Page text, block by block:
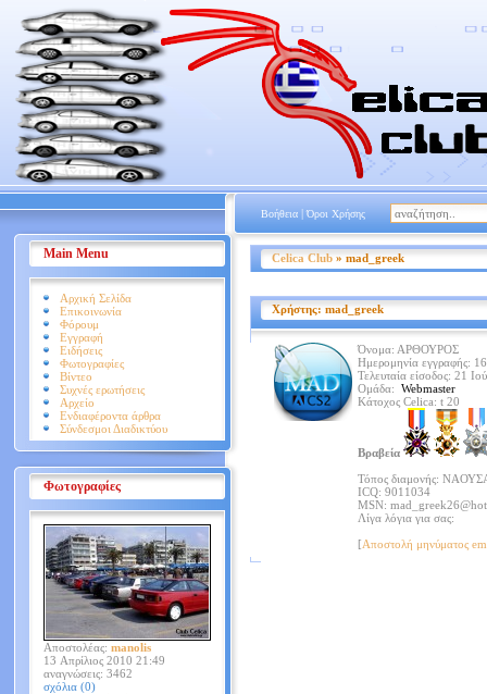
Main Menu
Αρχική Σελίδα
Επικοινωνία
Φόρουμ
Εγγραφή
Ειδήσεις
Φωτογραφίες
Βίντεο
Συχνές ερωτήσεις
Αρχείο
Ενδιαφέροντα άρθρα
Σύνδεσμοι Διαδικτύου
Φωτογραφίες
Αποστολέας: manolis
13 Απρίλιος 2010 21:49
αναγνώσεις: 3462
σχόλια (0)
Βοήθεια | Όροι Χρήσης
Celica Club » mad_greek
Χρήστης: mad_greek
Όνομα: ΑΡΘΟΥΡΟΣ
Ημερομηνία εγγραφής:
Τελευταία είσοδος: 21
Ομάδα: Webmaster
Κάτοχος Celica: t 20
Βραβεία
Τόπος διαμονής:
ICQ: 9011034
MSN:
Λίγα λόγια για σας:
[Αποστολή μηνύματος